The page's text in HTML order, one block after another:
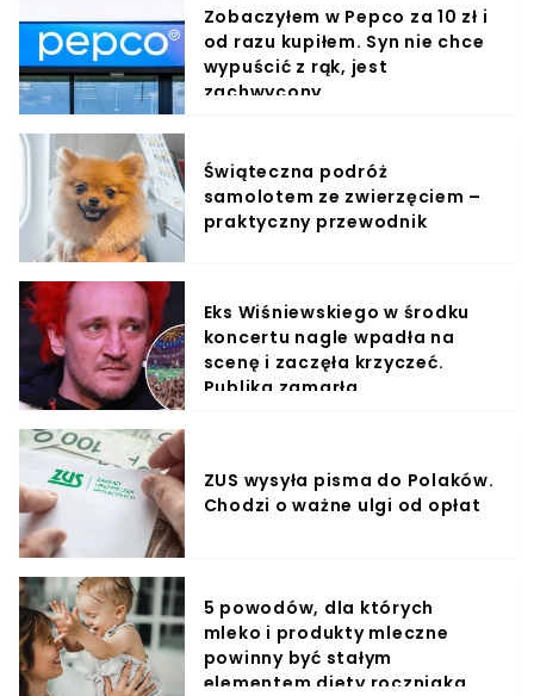
Zobaczyłem w Pepco za 10 zł i
od razu kupiłem. Syn nie chce
wypuścić z rąk, jest
zachwycony
Świąteczna podróż
samolotem ze zwierzęciem –
praktyczny przewodnik
Eks Wiśniewskiego w środku
koncertu nagle wpadła na
scenę i zaczęła krzyczeć.
Publika zamarła
ZUS wysyła pisma do Polaków.
Chodzi o ważne ulgi od opłat
5 powodów, dla których
mleko i produkty mleczne
powinny być stałym
elementem diety roczniaka